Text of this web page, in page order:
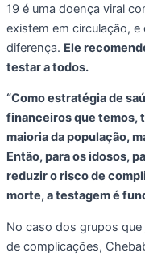
19 é uma doença viral
existem em circulação,
diferença. Ele
testar a todos.
“Como estratégia de
financeiros que temos,
maioria da população,
Então, para os idosos,
reduzir o risco de
morte, a testagem é
No caso dos grupos
de complicações,